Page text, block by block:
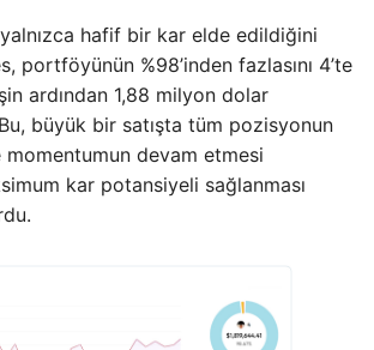
hafif bir kar elde edildiğini
portföyünün %98’inden fazlasını 4’te
ardından 1,88 milyon dolar
büyük bir satışta tüm pozisyonun
momentumun devam etmesi
kar potansiyeli sağlanması